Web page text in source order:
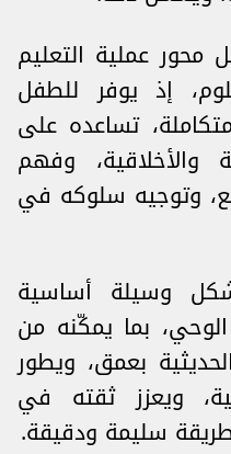
محور عملية التعليم
إذ يوفر للطفل
تساعده على
والأخلاقية، وفهم
وتوجيه سلوكه في
وسيلة أساسية
بما يمكّنه من
بعمق، ويطور
ويعزز ثقته في
سليمة ودقيقة.